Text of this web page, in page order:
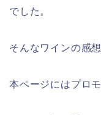
でした。
そんなワインの感想
本ページにはプロ